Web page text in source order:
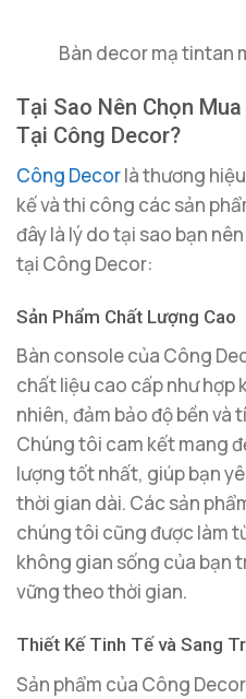
Bàn decor mạ tintan
Tại Sao Nên Chọn
Tại Công Decor?
Công Decorlà thương
kế và thi công các sản
đây là lý do tại sao bạn
tại Công Decor:
Sản Phẩm Chất Lượng Cao
Bàn console của Công
chất liệu cao cấp như hợp
nhiên, đảm bảo độ bền và
Chúng tôi cam kết mang
lượng tốt nhất, giúp bạn
thời gian dài. Các sản
chúng tôi cũng được làm
không gian sống của bạn
vững theo thời gian.
Thiết Kế Tinh Tế và Sang
Sản phẩm của Công